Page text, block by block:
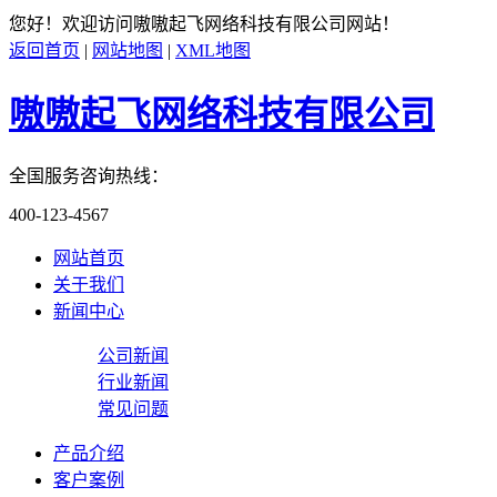
您好！欢迎访问 嗷嗷起飞网络科技有限公司 网站！
返回首页 | 网站地图 | XML地图
嗷嗷起飞网络科技有限公司
全国服务咨询热线：
400-123-4567
网站首页
关于我们
新闻中心
公司新闻
行业新闻
常见问题
产品介绍
客户案例